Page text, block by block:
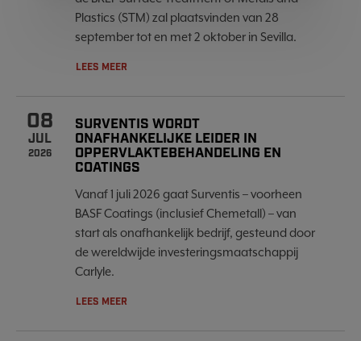
Plastics (STM) zal plaatsvinden van 28
september tot en met 2 oktober in Sevilla.
LEES MEER
08
JUL
2026
SURVENTIS WORDT
ONAFHANKELIJKE LEIDER IN
OPPERVLAKTEBEHANDELING EN
COATINGS
Vanaf 1 juli 2026 gaat Surventis – voorheen
BASF Coatings (inclusief Chemetall) – van
start als onafhankelijk bedrijf, gesteund door
de wereldwijde investeringsmaatschappij
Carlyle.
LEES MEER